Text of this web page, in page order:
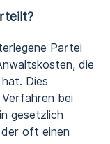
Partei
die
Dies
bei
gesetzlich
oft einen